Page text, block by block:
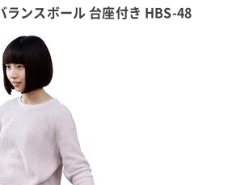
ランスボール 台座付き HBS-48